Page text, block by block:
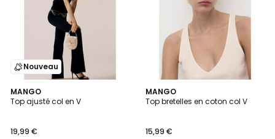
Nouveau
MANGO
Top ajusté col en V
19,99 €
2
Couleurs
MANGO
Top bretelles en coton col V
15,99 €